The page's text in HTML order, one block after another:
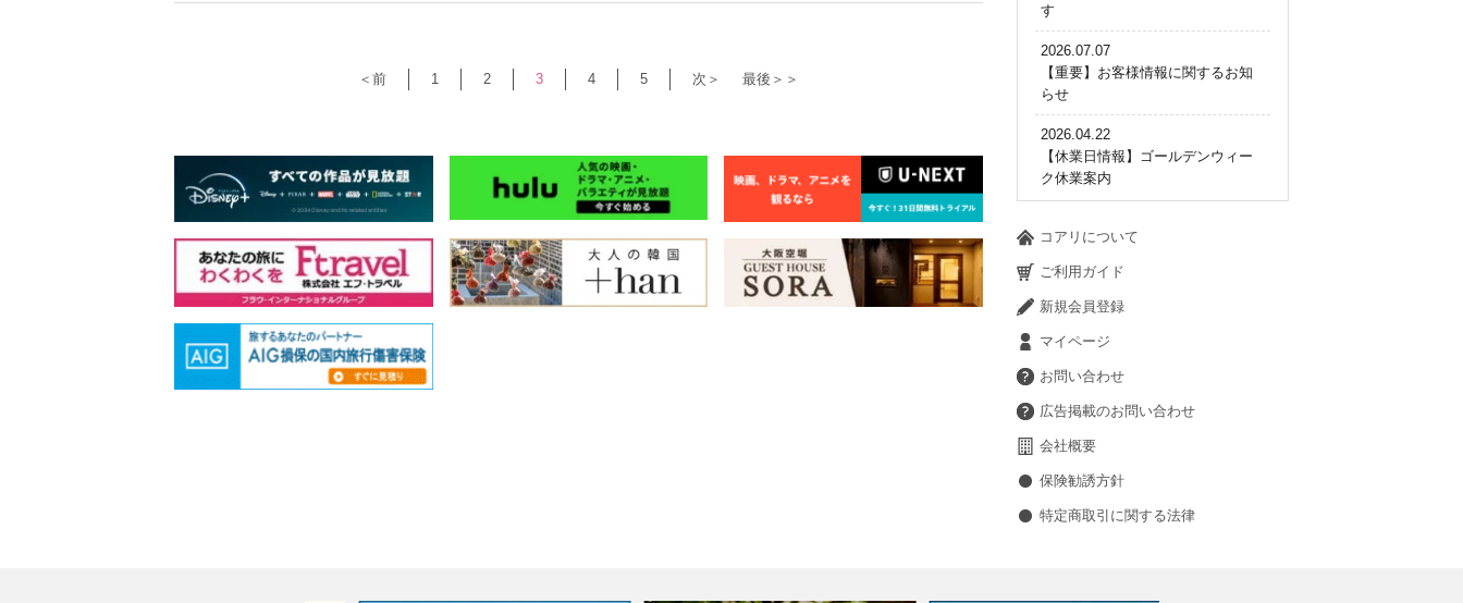
＜前 1 2 3 4 5 次＞ 最後＞＞
す
2026.07.07
【重要】お客様情報に関するお知
らせ
2026.04.22
【休業日情報】ゴールデンウィー
ク休業案内
コアリについて
ご利用ガイド
新規会員登録
マイページ
お問い合わせ
広告掲載のお問い合わせ
会社概要
保険勧誘方針
特定商取引に関する法律